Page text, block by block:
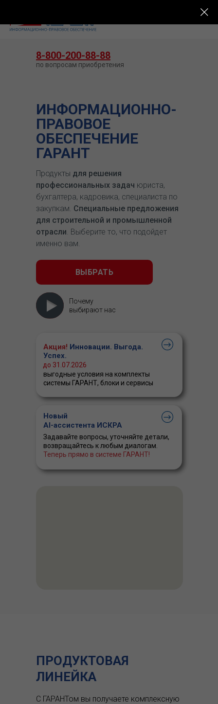
ИНФОРМАЦИОННО-
ПРАВОВОЕ
ОБЕСПЕЧЕНИЕ
ГАРАНТ
Продукты для решения
профессиональных задач юриста,
бухгалтера, кадровика, специалиста по
закупкам. Специальные предложения
для строительной и промышленной
отрасли. Выберите то, что подойдет
именно вам.
ВЫБРАТЬ
Почему
выбирают нас
Акция! Инновации. Выгода.
Успех.
выгодные условия на комплекты
системы ГАРАНТ, блоки и сервисы
до 31.07.2026
8-800-200-88-88
по вопросам приобретения
Новый
AI-ассистента ИСКРА
Задавайте вопросы, уточняйте детали,
возвращайтесь к любым диалогам.
Теперь прямо в системе ГАРАНТ!
ПРОДУКТОВАЯ
ЛИНЕЙКА
С ГАРАНТом вы получаете комплексную